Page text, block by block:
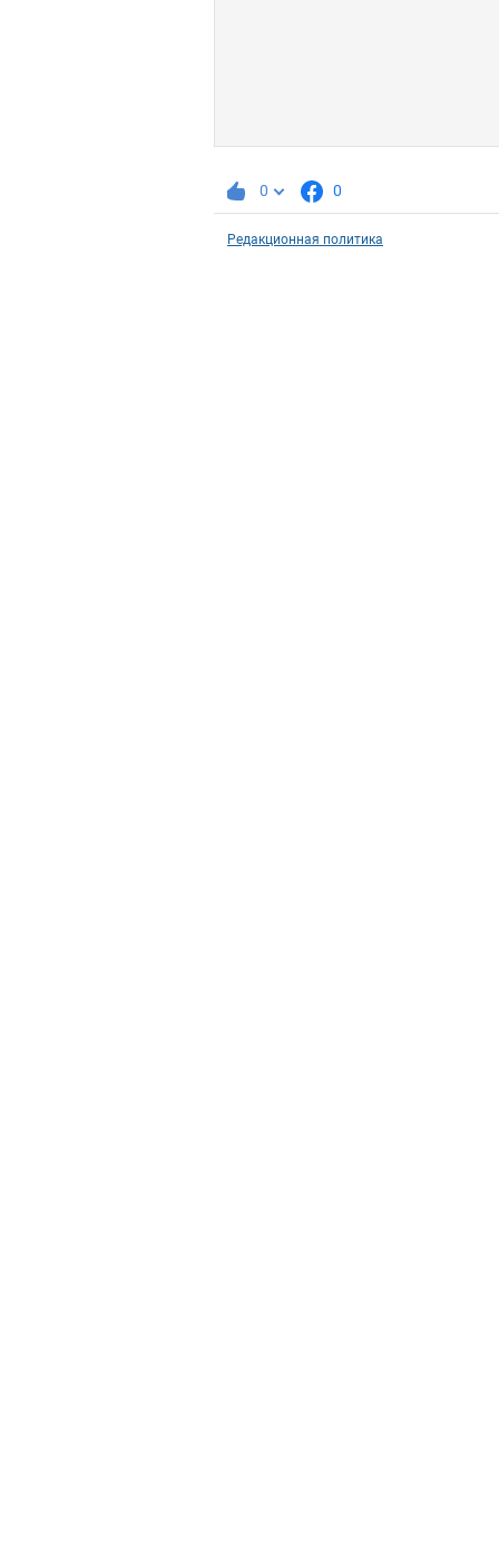
0 0
Редакционная политика